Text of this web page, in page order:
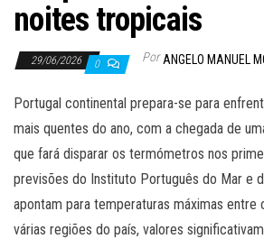
noites tropicais
29/06/2026 0 Por ANGELO MANUEL
Portugal continental prepara-se para
mais quentes do ano, com a chegada de
que fará disparar os termómetros nos
previsões do Instituto Português do Mar e
apontam para temperaturas máximas entre
várias regiões do país, valores